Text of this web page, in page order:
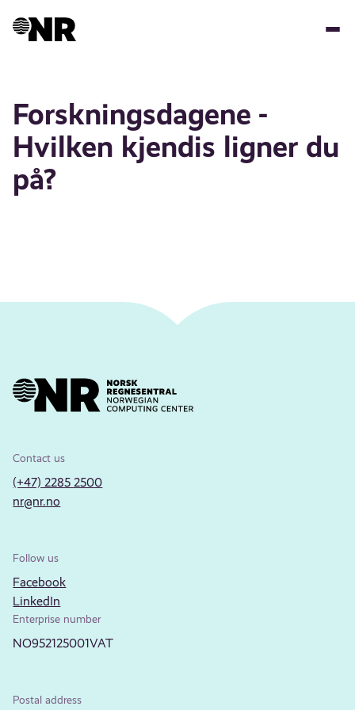
Forskningsdagene -
Hvilken kjendis ligner du
på?
Contact us
(+47) 2285 2500
nr@nr.no
Follow us
Facebook
LinkedIn
Enterprise number
NO952125001VAT
Postal address